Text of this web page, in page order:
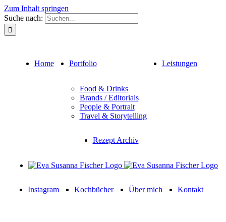
Zum Inhalt springen
Suche nach:
Home Portfolio
Food & Drinks
Brands / Editorials
People & Portrait
Travel & Storytelling
Leistungen
Rezept Archiv
Instagram Kochbücher Über mich Kontakt